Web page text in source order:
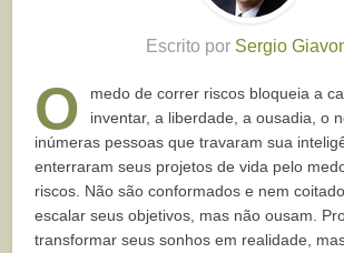
Escrito por Sergio
O
medo de correr riscos bloqueia a
inventar, a liberdade, a ousadia, o
inúmeras pessoas que travaram sua
enterraram seus projetos de vida pelo
riscos. Não são conformados e nem
escalar seus objetivos, mas não ousam.
transformar seus sonhos em realidade,